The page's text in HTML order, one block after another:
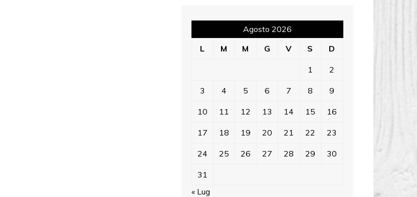
Agosto 2026
L
M M G V S D
1 2
3 4 5 6 7 8 9
10 11 12 13 14 15 16
17 18 19 20 21 22 23
24 25 26 27 28 29 30
31
« Lug